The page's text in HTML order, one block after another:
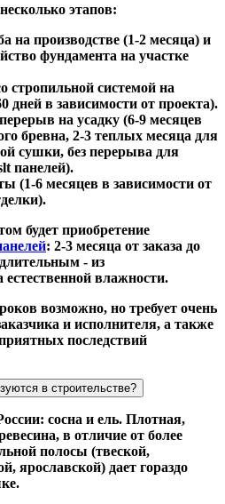
этапов:
на производстве (1-2 месяца) и
фундамента на участке
стропильной системой на
дней в зависимости от проекта).
на усадку (6-9 месяцев
бревна, 2-3 теплых месяца для
сушки, без перерыва для
панелей).
(1-6 месяцев в зависимости от
будет приобретение
: 2-3 месяца от заказа до
- из
влажности.
возможно, но требует очень
и исполнителя, а также
последствий
в строительстве?
сосна и ель. Плотная,
в отличие от более
полосы (твеской,
ярославской) дает гораздо